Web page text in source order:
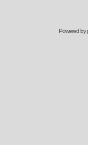
Powered by